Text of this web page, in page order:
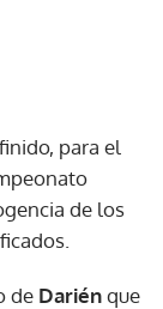
para el
de los
de Dariénque